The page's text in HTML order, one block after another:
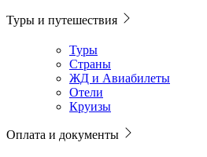
Туры и путешествия
Туры
Страны
ЖД и Авиабилеты
Отели
Круизы
Оплата и документы